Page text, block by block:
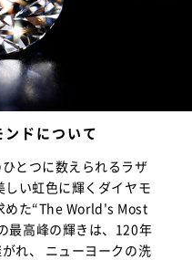
ドについて
とつに数えられるラザ
い虹色に輝くダイヤモ
めた“The World's Most
高峰の輝きは、120年
れ、 ニューヨークの洗